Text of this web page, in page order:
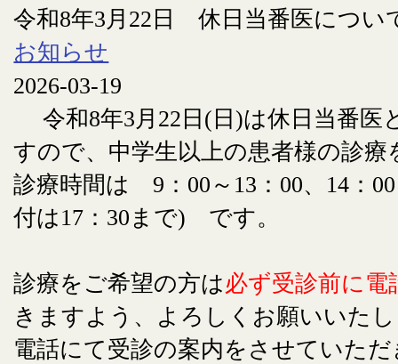
令和8年3月22日 休日当番医につい
お知らせ
2026-03-19
令和8年3月22日(日)は休日当番医
すので、中学生以上の患者様の診療
診療時間は 9：00～13：00、14：
付は17：30まで) です。
診療をご希望の方は必ず受診前に電
きますよう、よろしくお願いいた
電話にて受診の案内をさせていた